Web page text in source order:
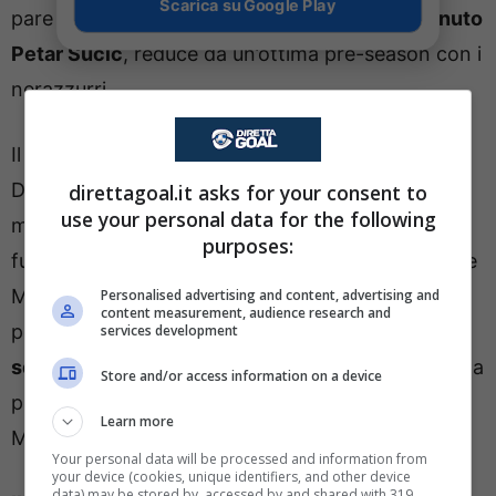
pare che Chivu possa spolveraredal primo minuto
Petar Sucic, reduce da un’ottima pre-season con i
nerazzurri.
Il 21enne croato, arrivato lo scorso giugno dalla
Dinamo Zagabria, è uno dei profili sui cui il club
meneghino intende puntare forte, tra presente e
futuro. Al suo fianco, ovviamente, Nicolò Barella e
Mkhitaryan. In attacco nessuna sorpresa, anche
perché il giovaneFrancesco Pio Esposito è
squalificato
e tornerà come Calhanoglu settimana
prossima contro l’Udinese. Thuram e Lautaro
Martinez comporranno, dunque, il duo titolare.
Scarica su Google Play
direttagoal.it asks for your consent to
use your personal data for the following
purposes:
Personalised advertising and content, advertising and
content measurement, audience research and
services development
Store and/or access information on a device
Learn more
Your personal data will be processed and information from
your device (cookies, unique identifiers, and other device